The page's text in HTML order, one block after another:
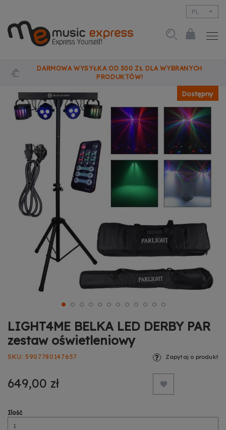
PL
DARMOWA WYSYŁKA OD 300 ZŁ DLA WYBRANYCH
PRODUKTÓW!
Dostępny
LIGHT4ME BELKA LED DERBY PAR
zestaw oświetleniowy
SKU 5907780147657
649,00 zł
Zapytaj o produkt
Ilość